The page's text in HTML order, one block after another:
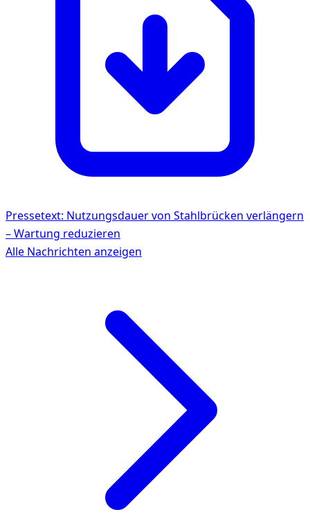
Pressetext: Nutzungsdauer von Stahlbrücken verlängern
– Wartung reduzieren
Alle Nachrichten anzeigen